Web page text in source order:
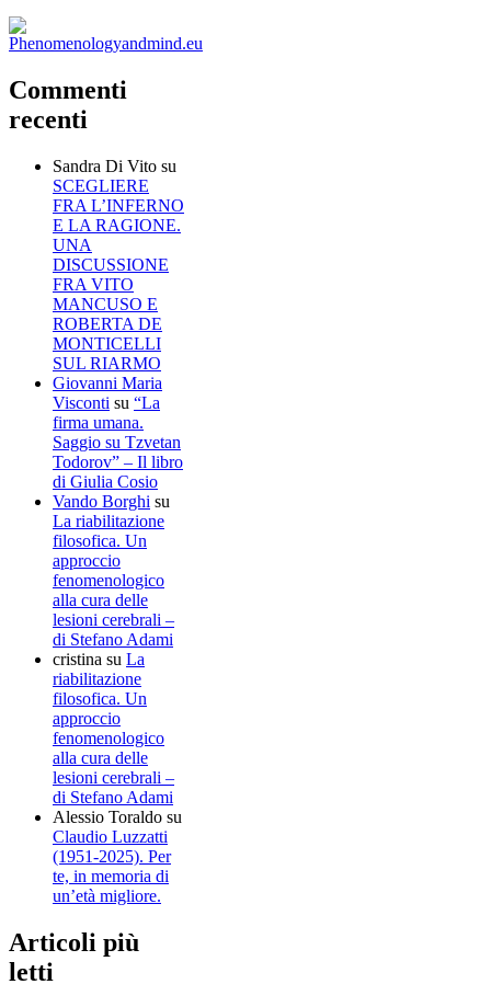
Commenti
recenti
Sandra Di Vito su
SCEGLIERE
FRA L’INFERNO
E LA RAGIONE.
UNA
DISCUSSIONE
FRA VITO
MANCUSO E
ROBERTA DE
MONTICELLI
SUL RIARMO
Giovanni Maria
Visconti su “La
firma umana.
Saggio su Tzvetan
Todorov” – Il libro
di Giulia Cosio
Vando Borghi su
La riabilitazione
filosofica. Un
approccio
fenomenologico
alla cura delle
lesioni cerebrali –
di Stefano Adami
cristina su La
riabilitazione
filosofica. Un
approccio
fenomenologico
alla cura delle
lesioni cerebrali –
di Stefano Adami
Alessio Toraldo su
Claudio Luzzatti
(1951-2025). Per
te, in memoria di
un’età migliore.
Articoli più
letti